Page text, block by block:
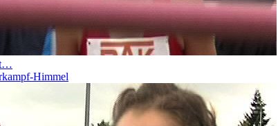
Himmel